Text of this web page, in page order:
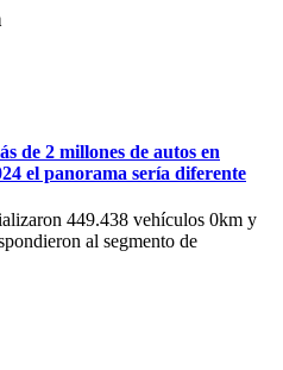
de 2 millones de autos en
el panorama sería diferente
449.438 vehículos 0km y
al segmento de